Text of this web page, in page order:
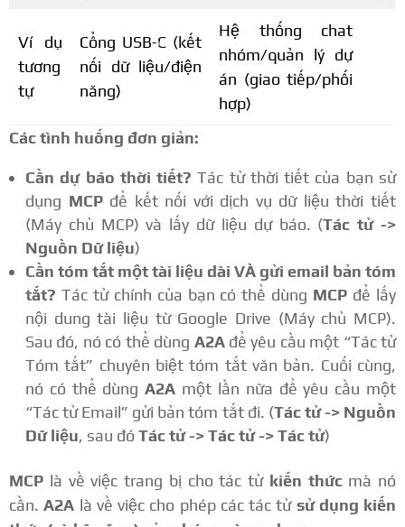
Ví dụ
tương
tự
Cổng USB-C (kết
nối dữ liệu/điện
năng)
Hệ thống chat
nhóm/quản lý dự
án (giao tiếp/phối
hợp)
Các tình huống đơn giản:
Cần dự báo thời tiết? Tác tử thời tiết của bạn sử
dụng MCPđể kết nối với dịch vụ dữ liệu thời tiết
(Máy chủ MCP) và lấy dữ liệu dự báo. (Tác tử ->
Nguồn Dữ liệu)
Cần tóm tắt một tài liệu dài VÀ gửi email bản tóm
tắt? Tác tử chính của bạn có thể dùng MCP để lấy
nội dung tài liệu từ Google Drive (Máy chủ MCP).
Sau đó, nó có thể dùng A2Ađể yêu cầu một “Tác tử
Tóm tắt” chuyên biệt tóm tắt văn bản. Cuối cùng,
nó có thể dùngA2A một lần nữa để yêu cầu một
“Tác tử Email” gửi bản tóm tắt đi. (Tác tử -> Nguồn
Dữ liệu, sau đó Tác tử -> Tác tử -> Tác tử)
MCP là về việc trang bị cho tác tử kiến thứcmà nó
cần.A2A là về việc cho phép các tác tử sử dụng kiến